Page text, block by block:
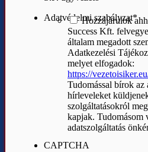
Adatvédelmi szabályzat*
Hozzájárulok
Success Kft.
általam megadott
Adatkezelési
melyet elfogadok:
https://
Tudomással bírok az
hírleveleket
szolgáltatásokról
kapjak. Tudomásom
adatszolgáltatás
CAPTCHA